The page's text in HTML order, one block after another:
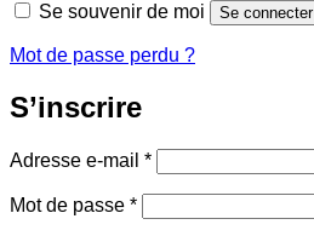
Se souvenir de moi Se connecter
Mot de passe perdu ?
S’inscrire
Adresse e-mail *Obligatoire
Mot de passe *Obligatoire